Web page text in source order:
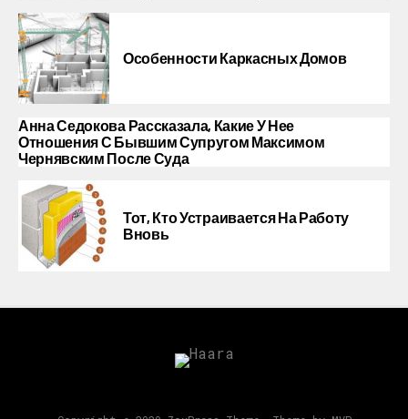
Особенности Каркасных Домов
Анна Седокова Рассказала, Какие У Нее
Отношения С Бывшим Супругом Максимом
Чернявским После Суда
Тот, Кто Устраивается На Работу
Вновь